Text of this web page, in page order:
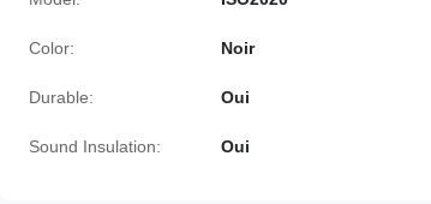
Color: Noir
Durable: Oui
Sound Insulation: Oui